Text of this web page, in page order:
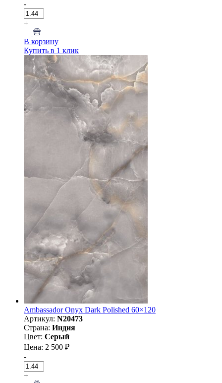
-
+
В корзину
Купить в 1 клик
Ambassador Onyx Dark Polished 60×120
Артикул: N20473
Страна: Индия
Цвет: Серый
Цена: 2 500 ₽
-
+